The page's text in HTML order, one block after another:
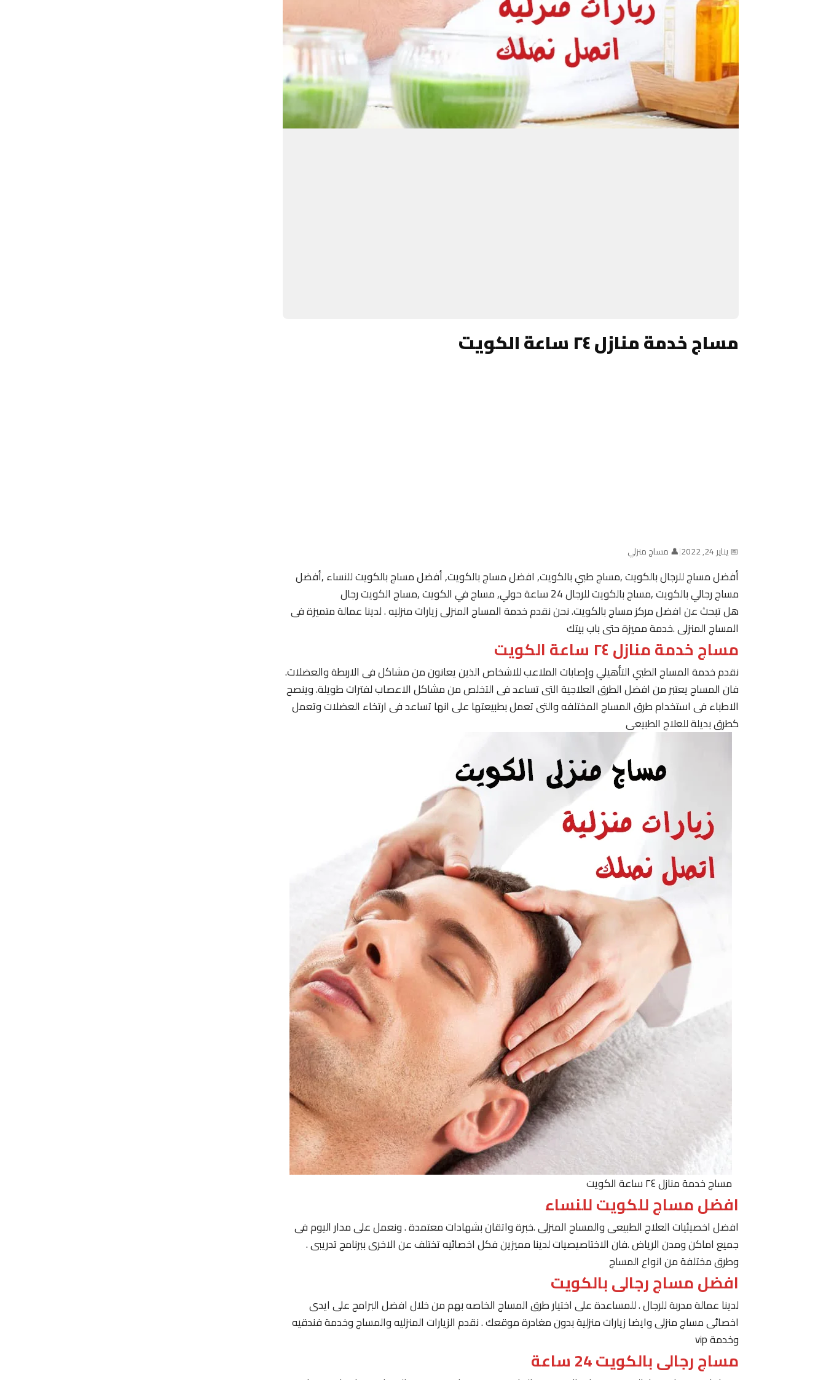
مساج خدمة منازل ٢٤ ساعة الكويت
📅 يناير 24, 2022 |👤 مساج منزلي
أفضل مساج للرجال بالكويت ,مساج طبي بالكويت, افضل مساج بالكويت, أفضل مساج بالكويت للنساء ,أفضل
مساج رجالي بالكويت ,مساج بالكويت للرجال 24 ساعة حولي, مساج في الكويت ,مساج الكويت رجال
هل تبحث عن افضل مركز مساج بالكويت. نحن نقدم خدمة المساج المنزلى زيارات منزليه . لدينا عمالة متميزة فى
المساج المنزلى .خدمة مميزة حتى باب بيتك
مساج خدمة منازل ٢٤ ساعة الكويت
نقدم خدمة المساج الطبي التأهيلي وإصابات الملاعب للاشخاص الذين يعانون من مشاكل فى الاربطة والعضلات.
فان المساج يعتبر من افضل الطرق العلاجية التى تساعد فى التخلص من مشاكل الاعصاب لفترات طويلة. وينصح
الاطباء فى استخدام طرق المساج المختلفه والتى تعمل بطبيعتها على انها تساعد فى ارتخاء العضلات وتعمل
كطرق بديلة للعلاج الطبيعى
مساج خدمة منازل ٢٤ ساعة الكويت
افضل مساج للكويت للنساء
افضل اخصيئيات العلاج الطبيعى والمساج المنزلى .خبرة واتقان بشهادات معتمدة . ونعمل على مدار اليوم فى
جميع اماكن ومدن الرياض .فان الاختاصيصيات لدينا مميزين فكل اخصائيه تختلف عن الاخرى ببرنامج تدريبى .
وطرق مختلفة من انواع المساج
افضل مساج رجالى بالكويت
لدينا عمالة مدربة للرجال . للمساعدة على اختيار طرق المساج الخاصه بهم من خلال افضل البرامج على ايدى
اخصائى مساج منزلى وايضا زيارات منزلية بدون مغادرة موقعك . نقدم الزيارات المنزليه والمساج وخدمة فندقيه
وخدمة vip
مساج رجالى بالكويت 24 ساعة